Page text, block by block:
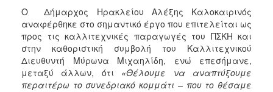
Ο Δήμαρχος Ηρακλείου Αλέξης Καλοκαιρινός
αναφέρθηκε στο σημαντικό έργο που επιτελείται ως
προς τις καλλιτεχνικές παραγωγές του ΠΣΚΗ και
στην καθοριστική συμβολή του Καλλιτεχνικού
Διευθυντή Μύρωνα Μιχαηλίδη, ενώ επεσήμανε,
μεταξύ άλλων, ότι «Θέλουμε να αναπτύξουμε
περαιτέρω το συνεδριακό κομμάτι – που το θέσαμε